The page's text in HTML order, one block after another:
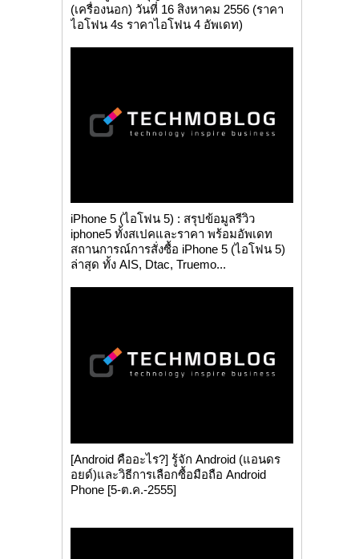
(เครื่องนอก) วันที่ 16 สิงหาคม 2556 (ราคา
ไอโฟน 4s ราคาไอโฟน 4 อัพเดท)
iPhone 5 (ไอโฟน 5) : สรุปข้อมูลรีวิว
iphone5 ทั้งสเปคและราคา พร้อมอัพเดท
สถานการณ์การสั่งซื้อ iPhone 5 (ไอโฟน 5)
ล่าสุด ทั้ง AIS, Dtac, Truemo...
[Android คืออะไร?] รู้จัก Android (แอนดร
อยด์)และวิธีการเลือกซื้อมือถือ Android
Phone [5-ต.ค.-2555]